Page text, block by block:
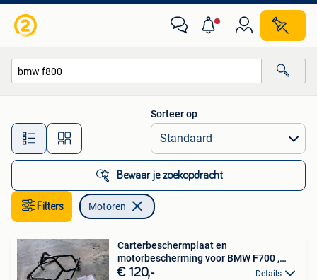
Alle afstanden…
Sorteer op
Bewaar je zoekopdracht
Filters Motoren
Carterbeschermplaat en
motorbescherming voor BMW F700 ,
F800
€ 120,- Details